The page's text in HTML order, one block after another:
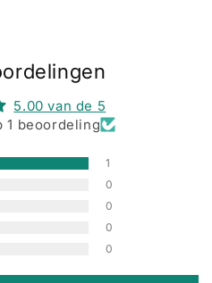
5.00 van de 5
1 beoordeling
1
0
0
0
0